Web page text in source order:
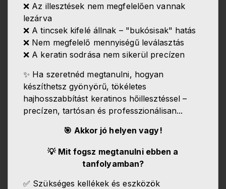
❌ Az illesztések nem megfelelően vannak
lezárva
❌ A tincsek kifelé állnak – "bukósisak" hatás
❌ Nem megfelelő mennyiségű leválasztás
❌ A keratin sodrása nem sikerül precízen
✨ Ha szeretnéd megtanulni, hogyan
készíthetsz gyönyörű, tökéletes
hajhosszabbítást keratinos hőillesztéssel –
precízen, tartósan és professzionálisan...
🎯 Akkor jó helyen vagy!
💡 Mit fogsz megtanulni ebben a
tanfolyamban?
✅ Szükséges kellékek és eszközök